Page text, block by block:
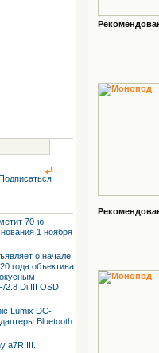
70-ю
1 ноября
о начале
года объектива
2.8 Di III OSD
Lumix DC-
Bluetooth
a7R III.